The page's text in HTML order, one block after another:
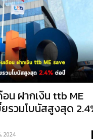
น ฝากเงิน ttb ME
รวมโบนัสสูงสุด
2024